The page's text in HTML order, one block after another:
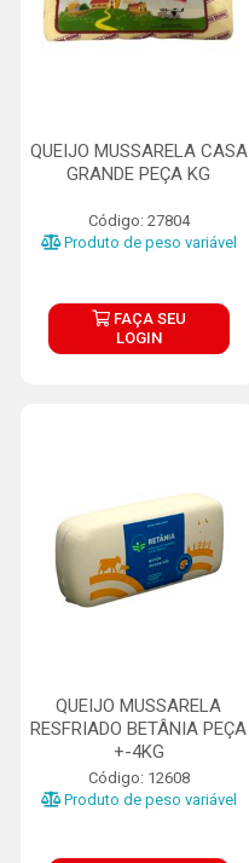
QUEIJO MUSSARELA CASA
GRANDE PEÇA KG
Código: 27804
Produto de peso variável
FAÇA SEU
LOGIN
QUEIJO MUSSARELA
RESFRIADO BETÂNIA PEÇA
+-4KG
Código: 12608
Produto de peso variável